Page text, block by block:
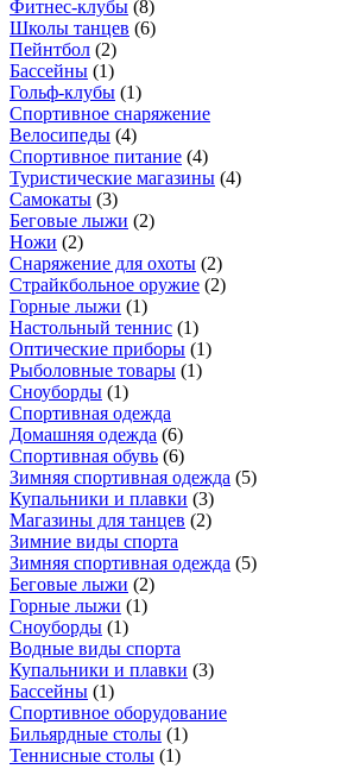
Фитнес-клубы (8)
Школы танцев (6)
Пейнтбол (2)
Бассейны (1)
Гольф-клубы (1)
Спортивное снаряжение
Велосипеды (4)
Спортивное питание (4)
Туристические магазины (4)
Самокаты (3)
Беговые лыжи (2)
Ножи (2)
Снаряжение для охоты (2)
Страйкбольное оружие (2)
Горные лыжи (1)
Настольный теннис (1)
Оптические приборы (1)
Рыболовные товары (1)
Сноуборды (1)
Спортивная одежда
Домашняя одежда (6)
Спортивная обувь (6)
Зимняя спортивная одежда (5)
Купальники и плавки (3)
Магазины для танцев (2)
Зимние виды спорта
Зимняя спортивная одежда (5)
Беговые лыжи (2)
Горные лыжи (1)
Сноуборды (1)
Водные виды спорта
Купальники и плавки (3)
Бассейны (1)
Спортивное оборудование
Бильярдные столы (1)
Теннисные столы (1)